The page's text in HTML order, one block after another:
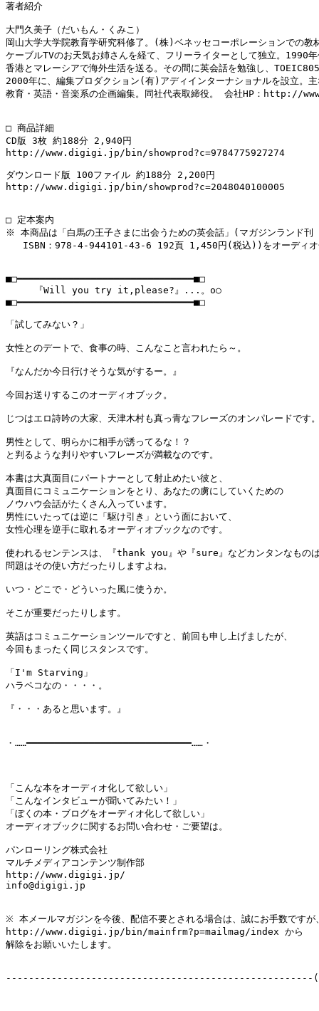
著者紹介
大門久美子（だいもん・くみこ）
岡山大学大学院教育学研究科修了。(株)ベネッセコーポレーションでの教
ケーブルTVのお天気お姉さんを経て、フリーライターとして独立。1990
香港とマレーシアで海外生活を送る。その間に英会話を勉強し、
2000年に、編集プロダクション(有)アディインターナショナルを設立。
教育・英語・音楽系の企画編集。同社代表取締役。 会社HP：http://
□ 商品詳細
CD版 3枚 約188分 2,940円
http://www.digigi.jp/bin/showprod?c=9784775927274
ダウンロード版 100ファイル 約188分 2,200円
http://www.digigi.jp/bin/showprod?c=2048040100005
□ 定本案内
※ 本商品は「白馬の王子さまに出会うための英会話」(マガジンランド刊
ISBN：978-4-944101-43-6 192頁 1,450円(税込))をオーディオ
■□━━━━━━━━━━━━━━━━━━━━━━━━━━━━━━━■□
     『Will you try it,please?』...。o○
■□━━━━━━━━━━━━━━━━━━━━━━━━━━━━━━━■□
「試してみない？」
女性とのデートで、食事の時、こんなこと言われたら～。
『なんだか今日行けそうな気がするー。』
今回お送りするこのオーディオブック。
じつはエロ詩吟の大家、天津木村も真っ青なフレーズのオンパレードです
男性として、明らかに相手が誘ってるな！？
と判るような判りやすいフレーズが満載なのです。
本書は大真面目にパートナーとして射止めたい彼と、
真面目にコミュニケーションをとり、あなたの虜にしていくための
ノウハウ会話がたくさん入っています。
男性にいたっては逆に「駆け引き」という面において、
女性心理を逆手に取れるオーディオブックなのです。
使われるセンテンスは、『thank you』や『sure』などカンタンなもの
問題はその使い方だったりしますよね。
いつ・どこで・どういった風に使うか。
そこが重要だったりします。
英語はコミュニケーションツールですと、前回も申し上げましたが、
今回もまったく同じスタンスです。
「I'm Starving」
ハラペコなの・・・・。
『・・・あると思います。』
・……━━━━━━━━━━━━━━━━━━━━━━━━━━━━━……・
「こんな本をオーディオ化して欲しい」
「こんなインタビューが聞いてみたい！」
「ぼくの本・ブログをオーディオ化して欲しい」
オーディオブックに関するお問い合わせ・ご要望は。
パンローリング株式会社
マルチメディアコンテンツ制作部
http://www.digigi.jp/
info@digigi.jp
※ 本メールマガジンを今後、配信不要とされる場合は、誠にお手数ですが
http://www.digigi.jp/bin/mainfrm?p=mailmag/index から
解除をお願いいたします。
------------------------------------------------------(C)